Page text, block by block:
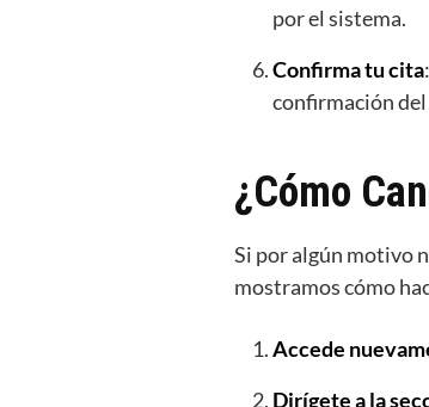
por el sistema.
Confirma tu cita
confirmación
¿Cómo
Si por algún motivo
mostramos cómo
Accede
Dirígete a la